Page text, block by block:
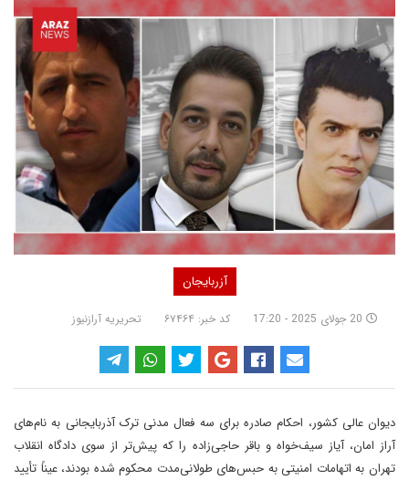
آزربایجان
20 جولای 2025 - 17:20 کد خبر: ۶۷۴۶۴ تحریریه آرازنیوز
دیوان عالی کشور، احکام صادره برای سه فعال مدنی ترک آذربایجانی به نام‌های
آراز امان، آیاز سیف‌خواه و باقر حاجی‌زاده را که پیش‌تر از سوی دادگاه انقلاب
تهران به اتهامات امنیتی به حبس‌های طولانی‌مدت محکوم شده بودند، عیناً تأیید